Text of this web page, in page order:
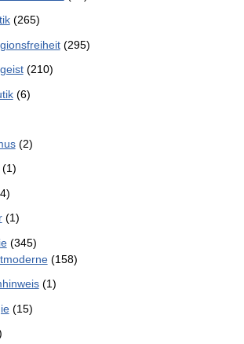
(265)
(295)
(210)
(6)
(2)
(1)
(1)
(345)
(158)
(1)
(15)